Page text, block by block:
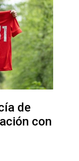
de
con